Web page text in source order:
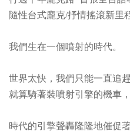
隨性台式龐克/抒情搖滾新里
我們生在一個噴射的時代。
世界太快，我們只能一直追趕
就算騎著裝噴射引擎的機車
時代的引擎聲轟隆隆地催促